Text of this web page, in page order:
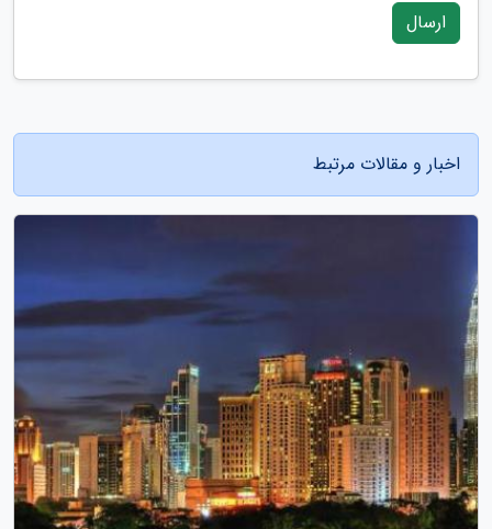
ارسال
اخبار و مقالات مرتبط